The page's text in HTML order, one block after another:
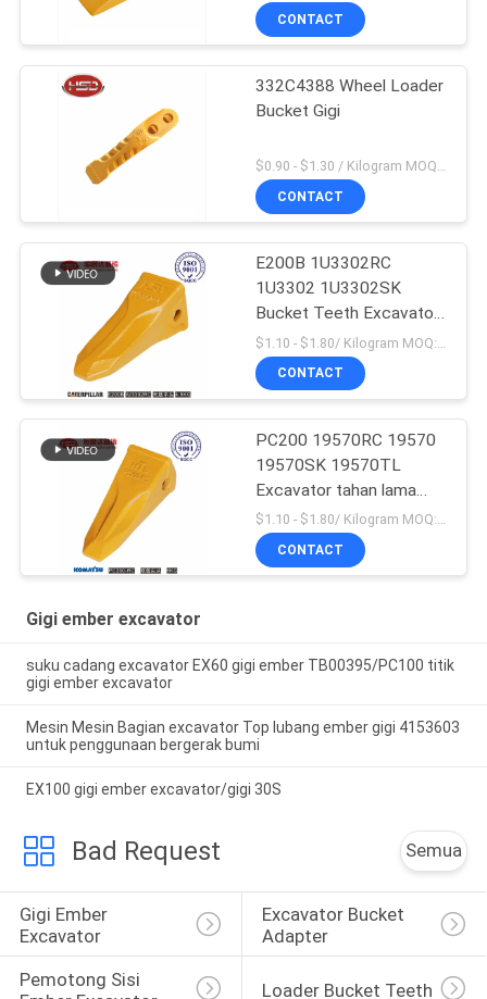
CONTACT
332C4388 Wheel Loader
Bucket Gigi
CONTACT
E200B 1U3302RC
1U3302 1U3302SK
Bucket Teeth Excavator
Produksi massal
CONTACT
PC200 19570RC 19570
19570SK 19570TL
Excavator tahan lama
Bucket Teeth Untuk
Komatsu
$1.10 - $1.80/ Kilogram MOQ:100 Kilogram/Kilogram
CONTACT
Gigi ember excavator
suku cadang excavator EX60 gigi ember TB00395/PC100 titik
gigi ember excavator
Mesin Mesin Bagian excavator Top lubang ember gigi 4153603
untuk penggunaan bergerak bumi
EX100 gigi ember excavator/gigi 30S
Bad Request Semua
Gigi Ember
Excavator
Excavator Bucket
Adapter
Pemotong Sisi
Loader Bucket Teeth